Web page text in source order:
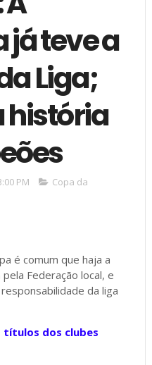
teve a
Liga;
história
PM
Copa da
é comum que haja a
Federação local, e
da liga
títulos dos clubes